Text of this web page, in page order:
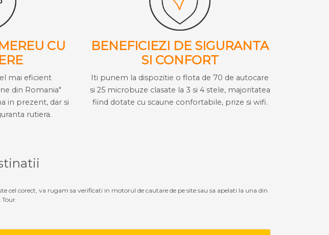
CU
mai eficient
din Romania"
in prezent, dar si
rutiera.
BENEFICIEZI DE SIGURANTA
SI CONFORT
Iti punem la dispozitie o flota de 70 de autocare
si 25 microbuze clasate la 3 si 4 stele, majoritatea
fiind dotate cu scaune confortabile, prize si wifi.
corect, va rugam sa verificati in motorul de cautare de pe site sau sa apelati la una din